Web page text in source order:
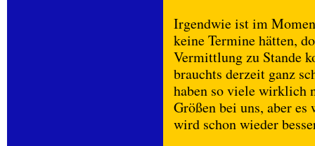
Irgendwie ist im
keine Termine hätten,
Vermittlung zu Stande
brauchts derzeit ganz
haben so viele wirklich
Größen bei uns, aber
wird schon wieder